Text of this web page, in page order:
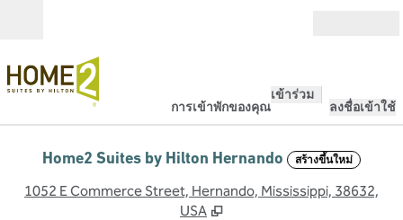
การเข้าพักของคุณ
เข้าร่วม
ลงชื่อเข้าใช้
Home2 Suites by Hilton Hernando สร้างขึ้นใหม่
1052 E Commerce Street, Hernando, Mississippi, 38632,
USA